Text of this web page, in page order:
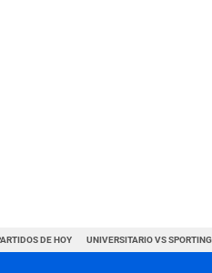
DE HOY UNIVERSITARIO VS